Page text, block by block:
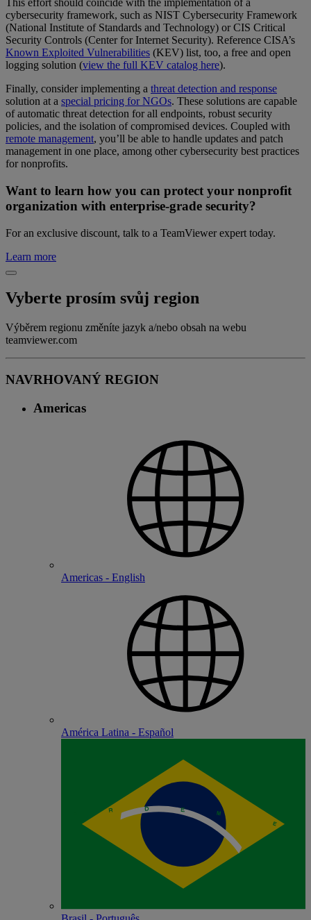
This effort should coincide with the implementation of a
cybersecurity framework, such as NIST Cybersecurity Framework
(National Institute of Standards and Technology) or CIS Critical
Security Controls (Center for Internet Security). Reference CISA’s
Known Exploited Vulnerabilities (KEV) list, too, a free and open
logging solution (view the full KEV catalog here).
Finally, consider implementing a threat detection and response
solution at a special pricing for NGOs. These solutions are capable
of automatic threat detection for all endpoints, robust security
policies, and the isolation of compromised devices. Coupled with
remote management, you’ll be able to handle updates and patch
management in one place, among other cybersecurity best practices
for nonprofits.
Want to learn how you can protect your nonprofit
organization with enterprise-grade security?
For an exclusive discount, talk to a TeamViewer expert today.
Learn more
Vyberte prosím svůj region
Výběrem regionu změníte jazyk a/nebo obsah na webu
teamviewer.com
NAVRHOVANÝ REGION
Americas
Americas - English
América Latina - Español